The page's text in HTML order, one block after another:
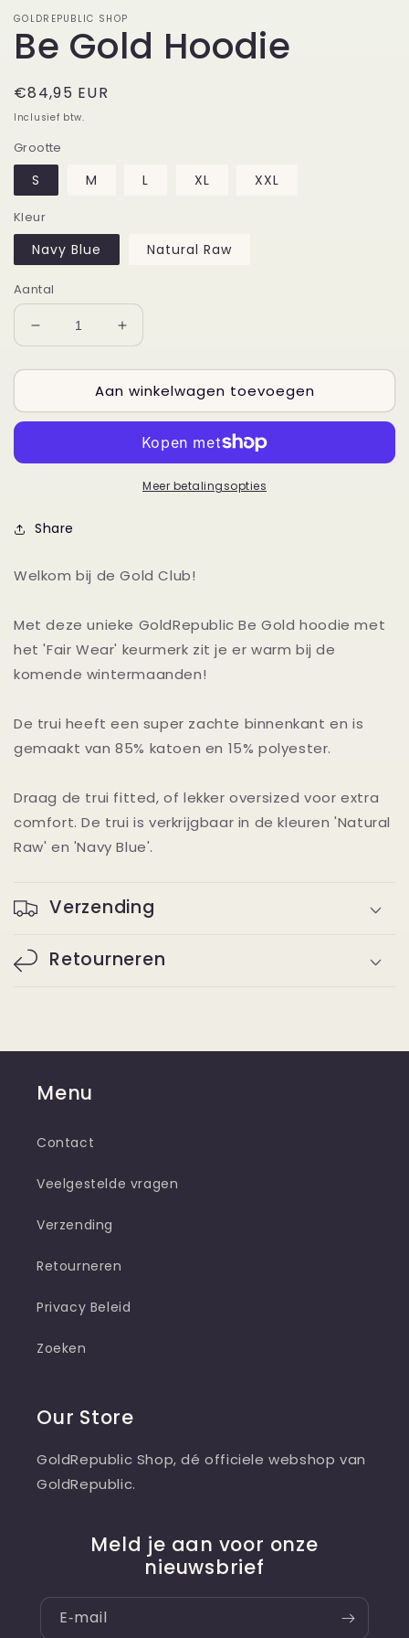
GOLDREPUBLIC SHOP
Be Gold Hoodie
Normale
prijs
€84,95 EUR
Inclusief btw.
Grootte
S M L XL XXL
Kleur
Navy Blue Natural Raw
Aantal
Aantal
verlagen
voor
Gold
Aantal
verhogen
voor
Be
Gold
Aan winkelwagen toevoegen
Meer betalingsopties
Share
Welkom bij de Gold Club!
Met deze unieke GoldRepublic Be Gold hoodie met
het 'Fair Wear' keurmerk zit je er warm bij de
komende wintermaanden!
De trui heeft een super zachte binnenkant en is
gemaakt van 85% katoen en 15% polyester.
Draag de trui fitted, of lekker oversized voor extra
comfort. De trui is verkrijgbaar in de kleuren 'Natural
Raw' en 'Navy Blue'.
Verzending
Retourneren
Menu
Contact
Veelgestelde vragen
Verzending
Retourneren
Privacy Beleid
Zoeken
Our Store
GoldRepublic Shop, dé officiele webshop van
GoldRepublic.
Meld je aan voor onze
nieuwsbrief
E‑mail